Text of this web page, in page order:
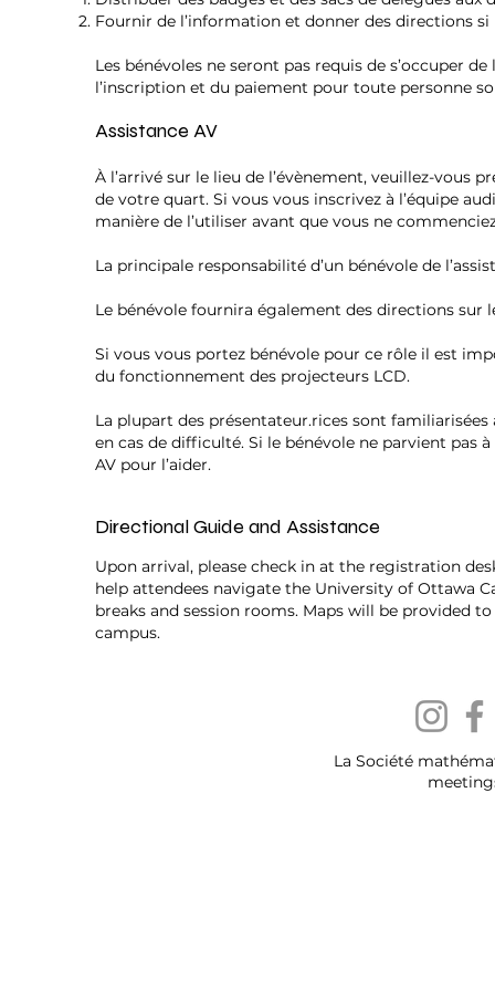
Fournir de l’information et donner des directions si
Les bénévoles ne seront pas requis de s’occuper
l’inscription et du paiement pour toute personne
Assistance AV
À l’arrivé sur le lieu de l’évènement, veuillez-vous
de votre quart. Si vous vous inscrivez à l’équipe
manière de l’utiliser avant que vous ne
La principale responsabilité d’un bénévole de
Le bénévole fournira également des directions sur
Si vous vous portez bénévole pour ce rôle il est
du fonctionnement des projecteurs LCD.
La plupart des présentateur.rices sont
en cas de difficulté. Si le bénévole ne parvient pas
AV pour l’aider.
Directional Guide and Assistance
Upon arrival, please check in at the registration
help attendees navigate the University of Ottawa
breaks and session rooms. Maps will be provided
campus.
La Société